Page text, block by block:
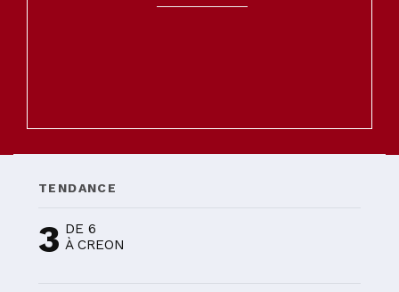
TENDANCE
3 DE 6
À CREON